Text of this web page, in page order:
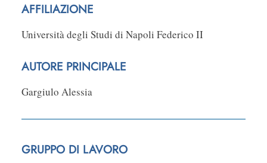
AFFILIAZIONE
Università degli Studi di Napoli Federico II
AUTORE PRINCIPALE
Gargiulo Alessia
GRUPPO DI LAVORO